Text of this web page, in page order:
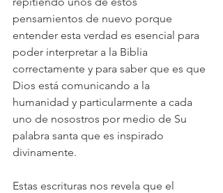
pensamientos de nuevo porque
entender esta verdad es esencial para
poder interpretar a la Biblia
correctamente y para saber que es que
Dios está comunicando a la
humanidad y particularmente a cada
uno de nosostros por medio de Su
palabra santa que es inspirado
divinamente.
Estas escrituras nos revela que el